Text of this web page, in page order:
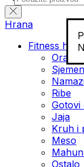
Hrana
Fitness
Ribe
Gotovi
Jaja
Kruh i
Meso
Ostalo